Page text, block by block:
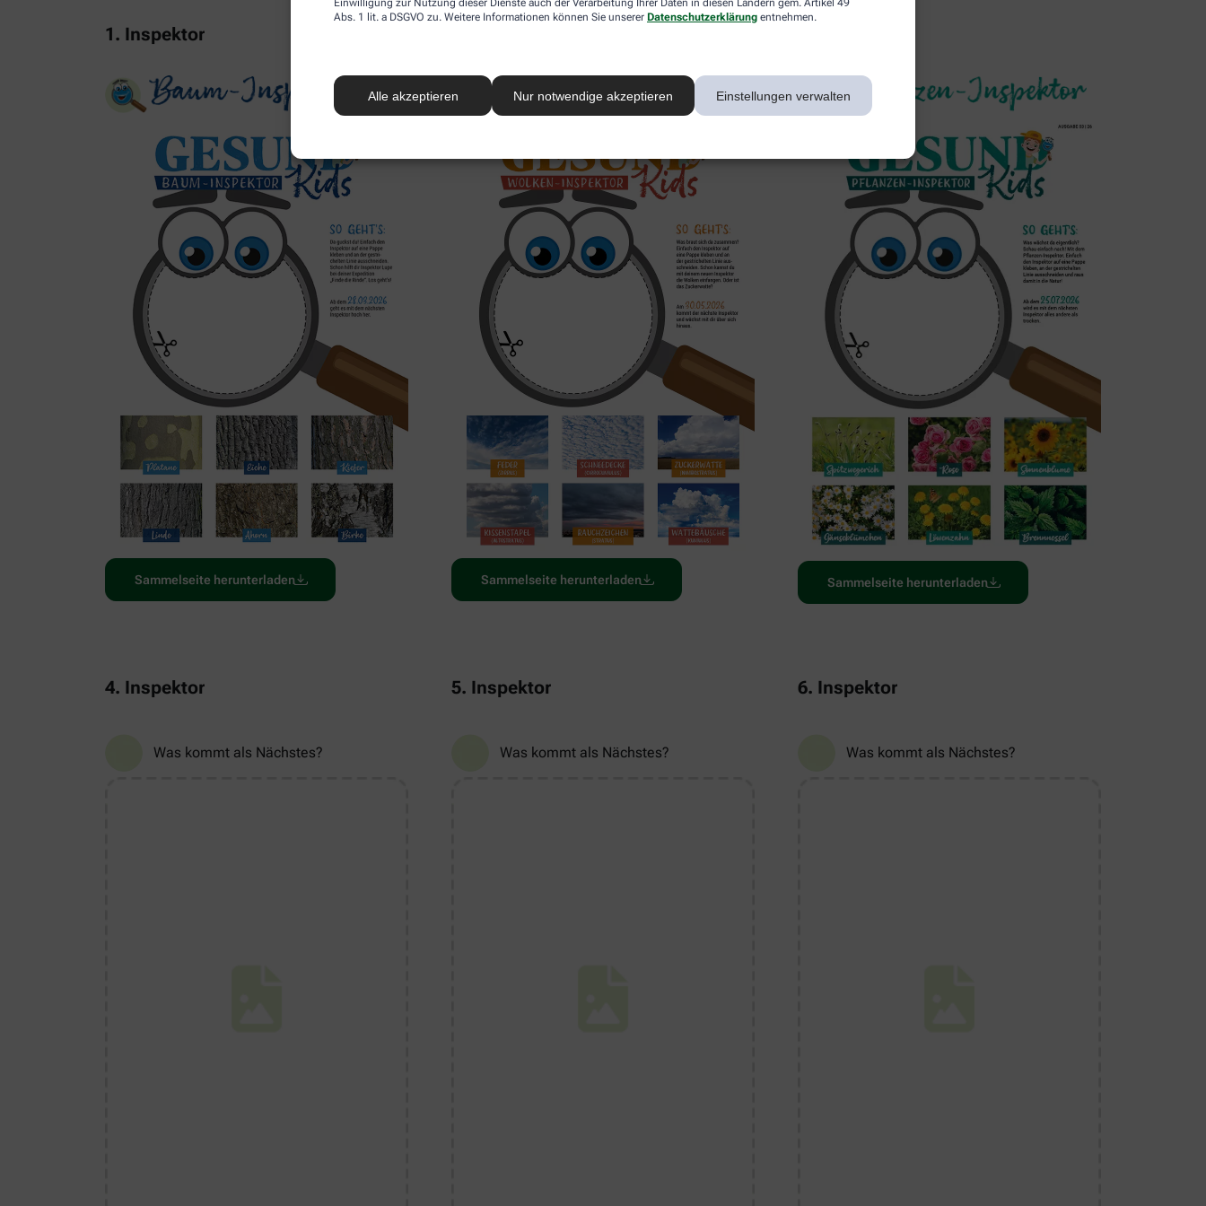
Einwilligung zur Nutzung dieser Dienste auch der Verarbeitung Ihrer Daten in diesen Ländern gem. Artikel 49
Abs. 1 lit. a DSGVO zu. Weitere Informationen können Sie unserer Datenschutzerklärung entnehmen.
Alle akzeptieren Nur notwendige akzeptieren Einstellungen verwalten
1. Inspektor
Sammelseite herunterladen Sammelseite herunterladen Sammelseite herunterladen
4. Inspektor
Was kommt als Nächstes?
5. Inspektor
Was kommt als Nächstes?
6. Inspektor
Was kommt als Nächstes?